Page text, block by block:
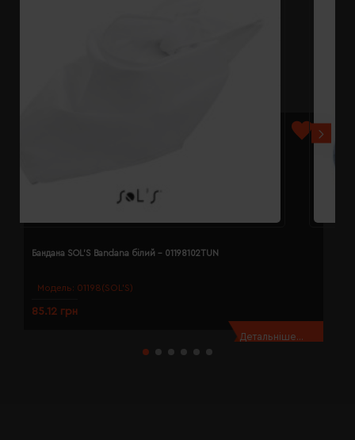
Модель: 01198(SOL’S)
Бандана SOL'S Bandana білий - 01198102TUN
85.12 грн
Детальніше...